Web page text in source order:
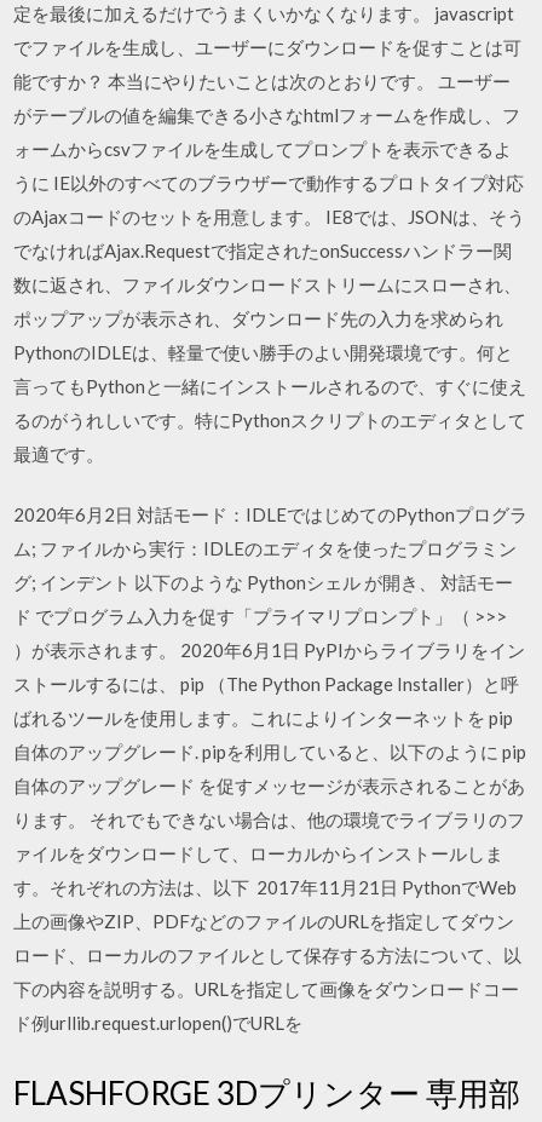
定を最後に加えるだけでうまくいかなくなります。 javascript
でファイルを生成し、ユーザーにダウンロードを促すことは可
能ですか？ 本当にやりたいことは次のとおりです。 ユーザー
がテーブルの値を編集できる小さなhtmlフォームを作成し、フ
ォームからcsvファイルを生成してプロンプトを表示できるよ
うに IE以外のすべてのブラウザーで動作するプロトタイプ対応
のAjaxコードのセットを用意します。 IE8では、JSONは、そう
でなければAjax.Requestで指定されたonSuccessハンドラー関
数に返され、ファイルダウンロードストリームにスローされ、
ポップアップが表示され、ダウンロード先の入力を求められ
PythonのIDLEは、軽量で使い勝手のよい開発環境です。何と
言ってもPythonと一緒にインストールされるので、すぐに使え
るのがうれしいです。特にPythonスクリプトのエディタとして
最適です。
2020年6月2日 対話モード：IDLEではじめてのPythonプログラ
ム; ファイルから実行：IDLEのエディタを使ったプログラミン
グ; インデント 以下のような Pythonシェル が開き、 対話モー
ド でプログラム入力を促す「プライマリプロンプト」（ >>>
）が表示されます。 2020年6月1日 PyPIからライブラリをイン
ストールするには、 pip （The Python Package Installer）と呼
ばれるツールを使用します。これによりインターネットを pip
自体のアップグレード. pipを利用していると、以下のように pip
自体のアップグレード を促すメッセージが表示されることがあ
ります。 それでもできない場合は、他の環境でライブラリのフ
ァイルをダウンロードして、ローカルからインストールしま
す。それぞれの方法は、以下 2017年11月21日 PythonでWeb
上の画像やZIP、PDFなどのファイルのURLを指定してダウン
ロード、ローカルのファイルとして保存する方法について、以
下の内容を説明する。URLを指定して画像をダウンロードコー
ド例urllib.request.urlopen()でURLを
FLASHFORGE 3Dプリンター 専用部